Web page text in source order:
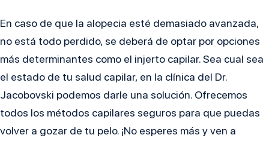
En caso de que la alopecia esté demasiado avanzada,
no está todo perdido, se deberá de optar por opciones
más determinantes como el injerto capilar. Sea cual sea
el estado de tu salud capilar, en la clínica del Dr.
Jacobovski podemos darle una solución. Ofrecemos
todos los métodos capilares seguros para que puedas
volver a gozar de tu pelo. ¡No esperes más y ven a